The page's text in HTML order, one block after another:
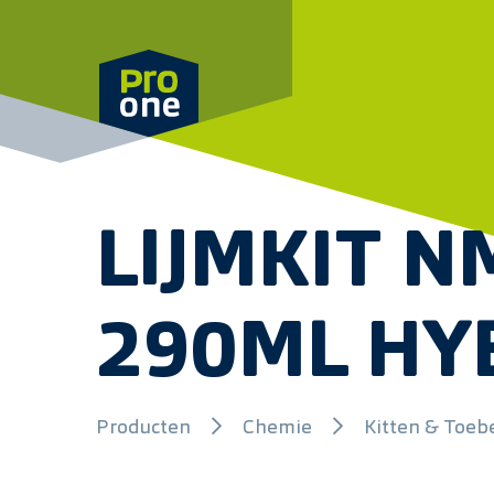
LIJMKIT
290ML
Producten Chemie Kitten &